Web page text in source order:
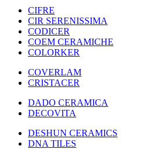
CIFRE
CIR SERENISSIMA
CODICER
COEM CERAMICHE
COLORKER
COVERLAM
CRISTACER
DADO CERAMICA
DECOVITA
DESHUN CERAMICS
DNA TILES